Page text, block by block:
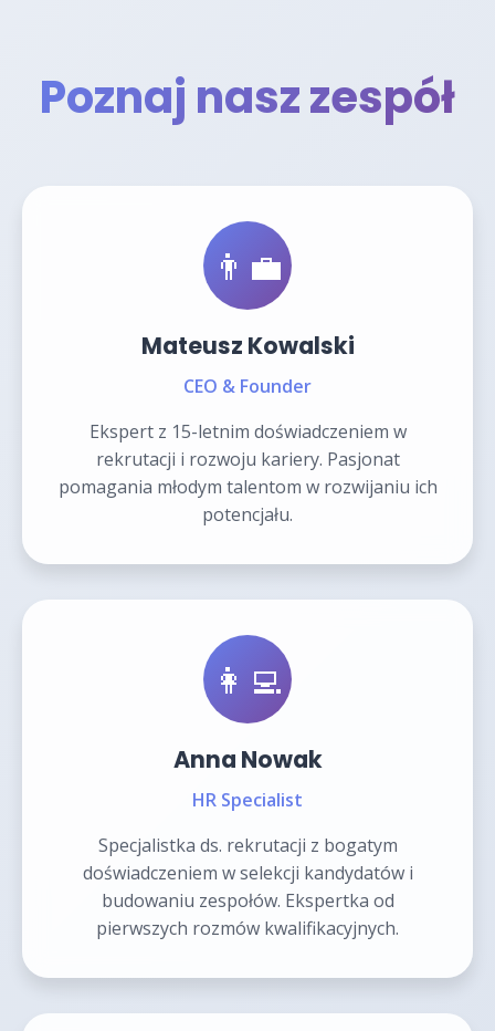
Poznaj nasz zespół
👨‍💼
Mateusz Kowalski
CEO & Founder
Ekspert z 15-letnim doświadczeniem w
rekrutacji i rozwoju kariery. Pasjonat
pomagania młodym talentom w rozwijaniu ich
potencjału.
👩‍💻
Anna Nowak
HR Specialist
Specjalistka ds. rekrutacji z bogatym
doświadczeniem w selekcji kandydatów i
budowaniu zespołów. Ekspertka od
pierwszych rozmów kwalifikacyjnych.